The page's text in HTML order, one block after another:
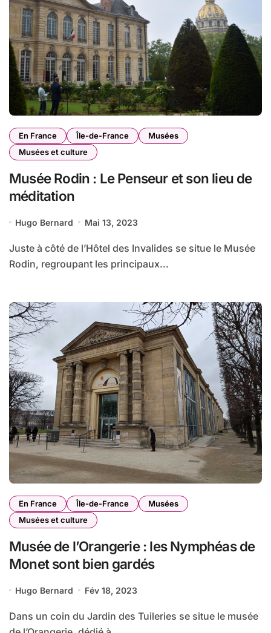
En France Île-de-France
Musées
Musées et culture
Musée Rodin : Le Penseur et son lieu de
méditation
Hugo Bernard Mai 13, 2023
Juste à côté de l’Hôtel des Invalides se situe le Musée
Rodin, regroupant les principaux...
En France Île-de-France
Musées
Musées et culture
Musée de l’Orangerie : les Nymphéas de
Monet sont bien gardés
Hugo Bernard Fév 18, 2023
Dans un coin du Jardin des Tuileries se situe le musée